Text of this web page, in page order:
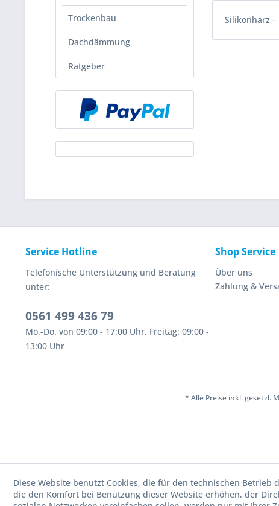
Trockenbau
Dachdämmung
Ratgeber
Silikonharz -
Service Hotline
Telefonische Unterstützung und Beratung
unter:
0561 499 436 79
Mo.-Do. von 09:00 - 17:00 Uhr, Freitag: 09:00 -
13:00 Uhr
Shop Service
Über uns
Zahlung &
* Alle Preise inkl. gesetzl.
Diese Website benutzt Cookies, die für den technischen
die den Komfort bei Benutzung dieser Website erhöhen, der